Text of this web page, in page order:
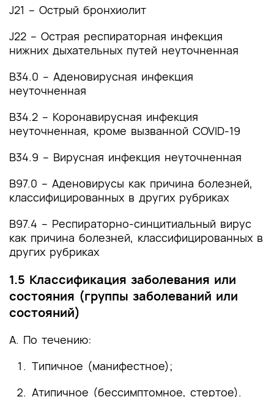
J21 – Острый бронхиолит
J22 – Острая респираторная инфекция
нижних дыхательных путей неуточненная
B34.0 – Аденовирусная инфекция
неуточненная
B34.2 – Коронавирусная инфекция
неуточненная, кроме вызванной COVID-19
B34.9 – Вирусная инфекция неуточненная
B97.0 – Аденовирусы как причина болезней,
классифицированных в других рубриках
B97.4 – Респираторно-синцитиальный вирус
как причина болезней, классифицированных в
других рубриках
1.5 Классификация заболевания или
состояния (группы заболеваний или
состояний)
A. По течению:
Типичное (манифестное);
Атипичное (бессимптомное, стертое).